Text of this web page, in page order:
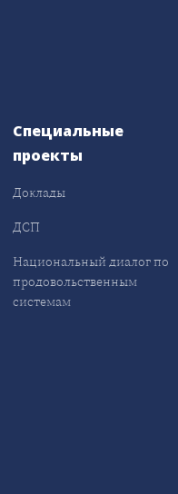
Специальные
проекты
Доклады
ДСП
Национальный диалог по
продовольственным
системам